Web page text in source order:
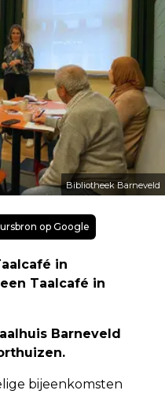
Bibliotheek Barneveld
op Google
in
Taalcafé in
Barneveld
bijeenkomsten